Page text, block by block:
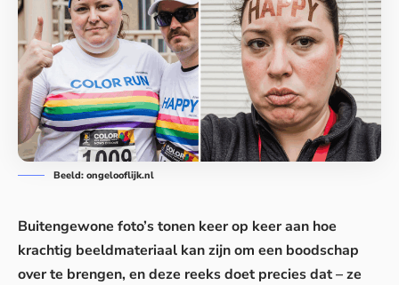
Beeld: ongelooflijk.nl
Buitengewone foto’s tonen keer op keer aan hoe
krachtig beeldmateriaal kan zijn om een boodschap
over te brengen, en deze reeks doet precies dat – ze